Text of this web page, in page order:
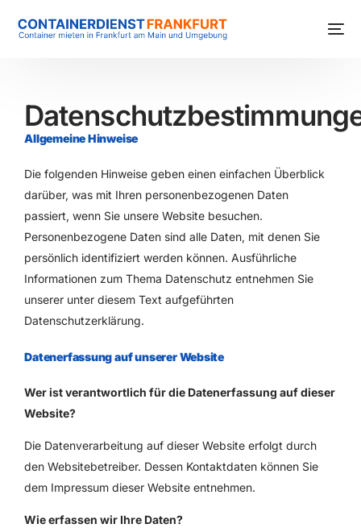
Allgemeine Hinweise
Die folgenden Hinweise geben einen einfachen Überblick
darüber, was mit Ihren personenbezogenen Daten
passiert, wenn Sie unsere Website besuchen.
Personenbezogene Daten sind alle Daten, mit denen Sie
persönlich identifiziert werden können. Ausführliche
Informationen zum Thema Datenschutz entnehmen Sie
unserer unter diesem Text aufgeführten
Datenschutzerklärung.
Datenerfassung auf unserer Website
Wer ist verantwortlich für die Datenerfassung auf dieser
Website?
Die Datenverarbeitung auf dieser Website erfolgt durch
den Websitebetreiber. Dessen Kontaktdaten können Sie
dem Impressum dieser Website entnehmen.
Wie erfassen wir Ihre Daten?